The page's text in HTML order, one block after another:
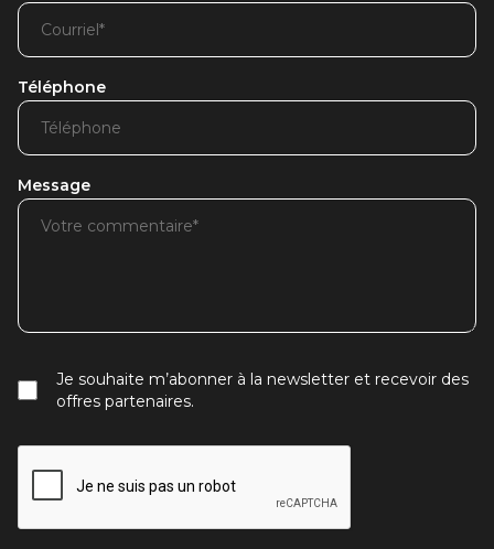
Téléphone
Message
Je souhaite m’abonner à la newsletter et recevoir des
offres partenaires.